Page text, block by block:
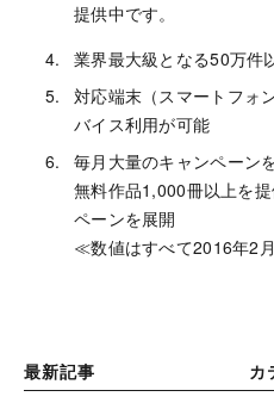
最新記事 カ
提供中です。
業界最大級となる50万件
対応端末（スマートフォ
バイス利用が可能
毎月大量のキャンペーン
無料作品1,000冊以上を
ペーンを展開
≪数値はすべて2016年2